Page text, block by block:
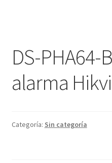
DS-PHA64-
alarma
Categoría: Sin categoría